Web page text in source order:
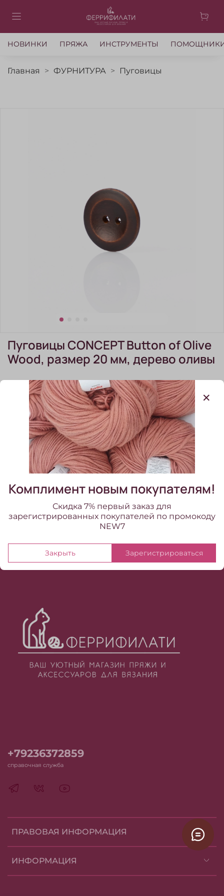
НОВИНКИ ПРЯЖА ИНСТРУМЕНТЫ
Главная ФУРНИТУРА Пуговицы
(0)
В наличии: 11 шт
Пуговицы CONCEPT Button of Olive
Wood, размер 20 мм, дерево оливы
110.00 ₽
ЦВЕТ ПУГОВИЦЫ
ПРАВОВАЯ ИНФОРМАЦИЯ
ИНФОРМАЦИЯ
+79236372859
справочная служба
Комплимент новым покупателям!
Скидка 7% первый заказ для
зарегистрированных покупателей по промокоду
NEW7
Закрыть Зарегистрироваться